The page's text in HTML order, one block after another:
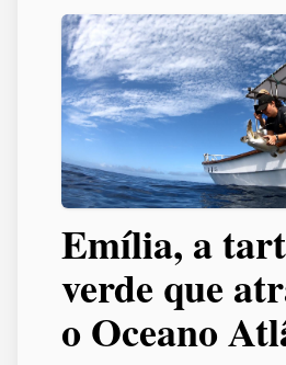
Emília, a
verde que
o Oceano